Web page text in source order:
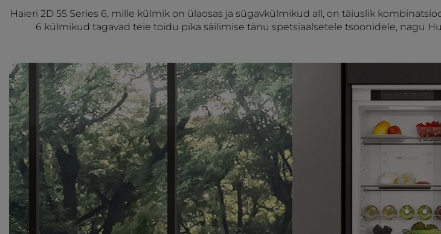
Haieri 2D 55 Series 6, mille külmik on ülaosas ja sügavkülmikud all, on täiuslik
6 külmikud tagavad teie toidu pika säilimise tänu spetsiaalsetele tsoonidele, nagu